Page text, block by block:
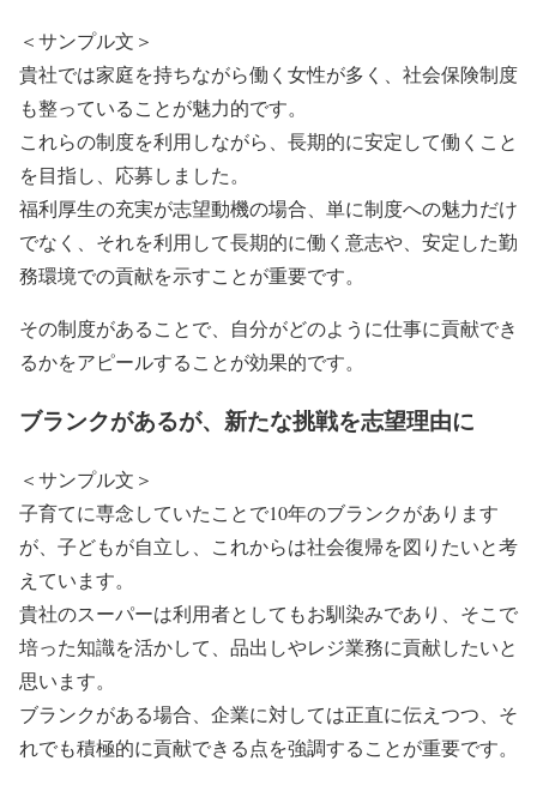
＜サンプル文＞
貴社では家庭を持ちながら働く女性が多く、社会保険制度
も整っていることが魅力的です。
これらの制度を利用しながら、長期的に安定して働くこと
を目指し、応募しました。
福利厚生の充実が志望動機の場合、単に制度への魅力だけ
でなく、それを利用して長期的に働く意志や、安定した勤
務環境での貢献を示すことが重要です。
その制度があることで、自分がどのように仕事に貢献でき
るかをアピールすることが効果的です。
ブランクがあるが、新たな挑戦を志望理由に
＜サンプル文＞
子育てに専念していたことで10年のブランクがあります
が、子どもが自立し、これからは社会復帰を図りたいと考
えています。
貴社のスーパーは利用者としてもお馴染みであり、そこで
培った知識を活かして、品出しやレジ業務に貢献したいと
思います。
ブランクがある場合、企業に対しては正直に伝えつつ、そ
れでも積極的に貢献できる点を強調することが重要です。